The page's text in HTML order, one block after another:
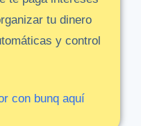
tu dinero
y control
con bunq aquí